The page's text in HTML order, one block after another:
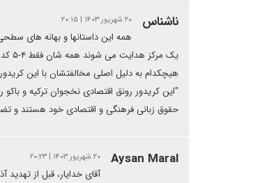
ناشناس ۲۰ شهریور ۱۴۰۳ | ۲۰:۱۵
همه این داستانها و بهانه های
یک
هیچکدام به دلیل اصلی مخالفتشان با این
"این کریدور رونق اقتصادی نخجوان ترکیه و
حقوق زبانی فرهنگی و اقتصادی خود هستند و
Aysan Maral ۲۰ شهریور ۱۴۰۳ | ۲۰:۲۳
آقای خدایار، قبل از